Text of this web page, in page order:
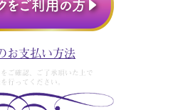
お支払い方法
をご確認、ご了承頂いた上で
行ってください。